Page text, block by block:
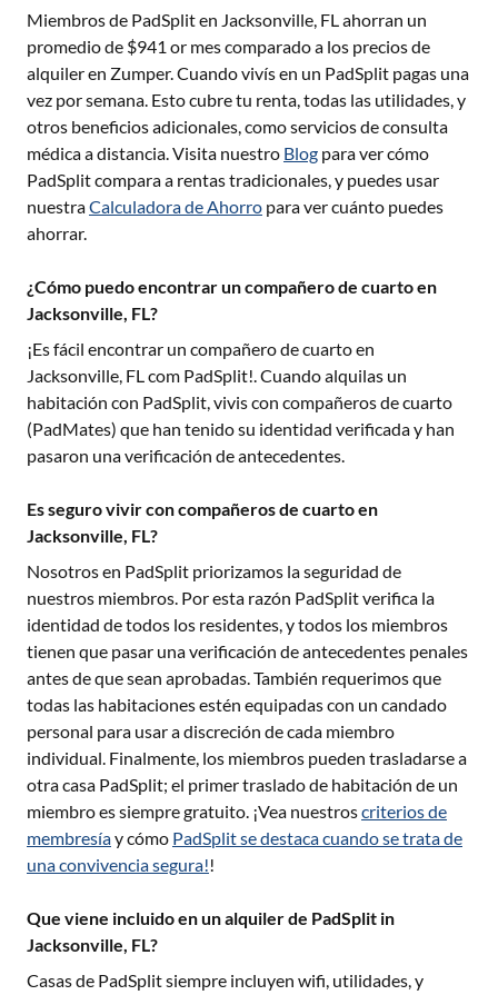
Miembros de PadSplit en Jacksonville, FLahorran un
promedio de $941 or mes comparado a los precios de
alquiler en Zumper. Cuando vivís en un PadSplit pagas una
vez por semana. Esto cubre tu renta, todas las utilidades, y
otros beneficios adicionales, como servicios de consulta
médica a distancia. Visita nuestro Blog para ver cómo
PadSplit compara a rentas tradicionales, y puedes usar
nuestraCalculadora de Ahorro para ver cuánto puedes
ahorrar.
¿Cómo puedo encontrar un compañero de cuarto en
Jacksonville, FL?
¡Es fácil encontrar un compañero de cuarto en
Jacksonville, FLcom PadSplit!. Cuando alquilas un
habitación con PadSplit, vivis con compañeros de cuarto
(PadMates) que han tenido su identidad verificada y han
pasaron una verificación de antecedentes.
Es seguro vivir con compañeros de cuarto en
Jacksonville, FL?
Nosotros en PadSplit priorizamos la seguridad de
nuestros miembros. Por esta razón PadSplit verifica la
identidad de todos los residentes, y todos los miembros
tienen que pasar una verificación de antecedentes penales
antes de que sean aprobadas. También requerimos que
todas las habitaciones estén equipadas con un candado
personal para usar a discreción de cada miembro
individual. Finalmente, los miembros pueden trasladarse a
otra casa PadSplit; el primer traslado de habitación de un
miembro es siempre gratuito. ¡Vea nuestroscriterios de
membresíay cómo PadSplit se destaca cuando se trata de
una convivencia segura!!
Que viene incluido en un alquiler de PadSplit in
Jacksonville, FL?
Casas de PadSplit siempre incluyen wifi, utilidades, y